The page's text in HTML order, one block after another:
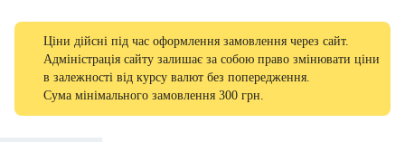
Ціни дійсні під час оформлення замовлення через сайт.
Адміністрація сайту залишає за собою право змінювати ціни
в залежності від курсу валют без попередження.
Сума мінімального замовлення 300 грн.